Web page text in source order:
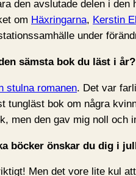
den avslutade delen i
om Häxringarna, Kerstin
under
sämsta bok du läst i år?
stulna romanen. Det var
tungläst bok om några
men den gav mig noll och
böcker önskar du dig i
Men det vore lite kul